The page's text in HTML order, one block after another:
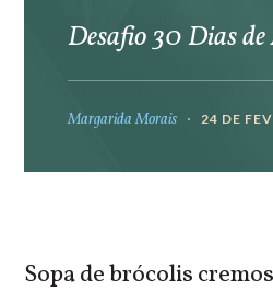
Desafio 30 Dias
Margarida Morais 24 DE
Sopa de brócolis